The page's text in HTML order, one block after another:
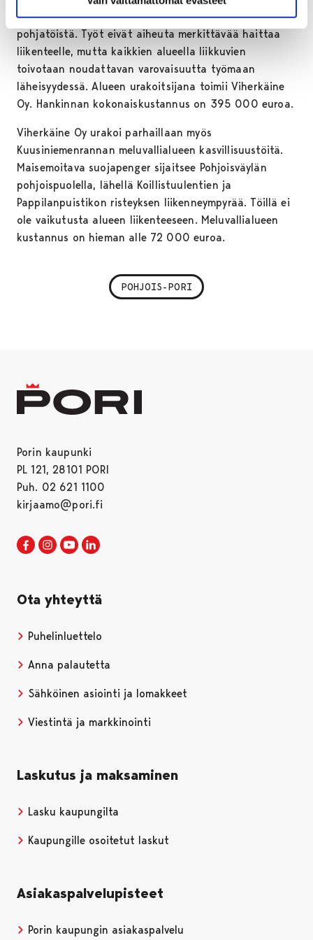
ajaksi, ja työt aloitetaan maastonmuotoiluista ja
pohjatöistä. Työt eivät aiheuta merkittävää haittaa
liikenteelle, mutta kaikkien alueella liikkuvien
toivotaan noudattavan varovaisuutta työmaan
läheisyydessä. Alueen urakoitsijana toimii Viherkäine
Oy. Hankinnan kokonaiskustannus on 395 000 euroa.
Viherkäine Oy urakoi parhaillaan myös
Kuusiniemenrannan meluvallialueen kasvillisuustöitä.
Maisemoitava suojapenger sijaitsee Pohjoisväylän
pohjoispuolella, lähellä Koillistuulentien ja
Pappilanpuistikon risteyksen liikenneympyrää. Töillä ei
ole vaikutusta alueen liikenteeseen. Meluvallialueen
kustannus on hieman alle 72 000 euroa.
POHJOIS-PORI
Porin kaupunki
PL 121, 28101 PORI
Puh. 02 621 1100
kirjaamo@pori.fi
Porin kaupunki Facebookissa
Avautuu uudessa välilehdessä
Porin kaupunki Instagramissa
Avautuu uudessa välilehdessä
Porin kaupunki Youtubessa
Avautuu uudessa välilehdessä
Ota yhteyttä
Puhelinluettelo
Anna palautetta
Sähköinen asiointi ja lomakkeet
Viestintä ja markkinointi
Laskutus ja maksaminen
Lasku kaupungilta
Kaupungille osoitetut laskut
Asiakaspalvelupisteet
Porin kaupungin asiakaspalvelu